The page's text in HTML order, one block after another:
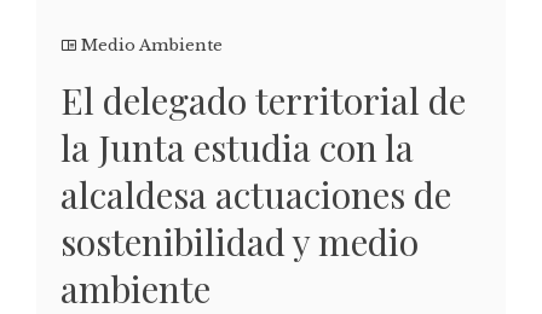
Medio Ambiente
El delegado territorial de
la Junta estudia con la
alcaldesa actuaciones de
sostenibilidad y medio
ambiente